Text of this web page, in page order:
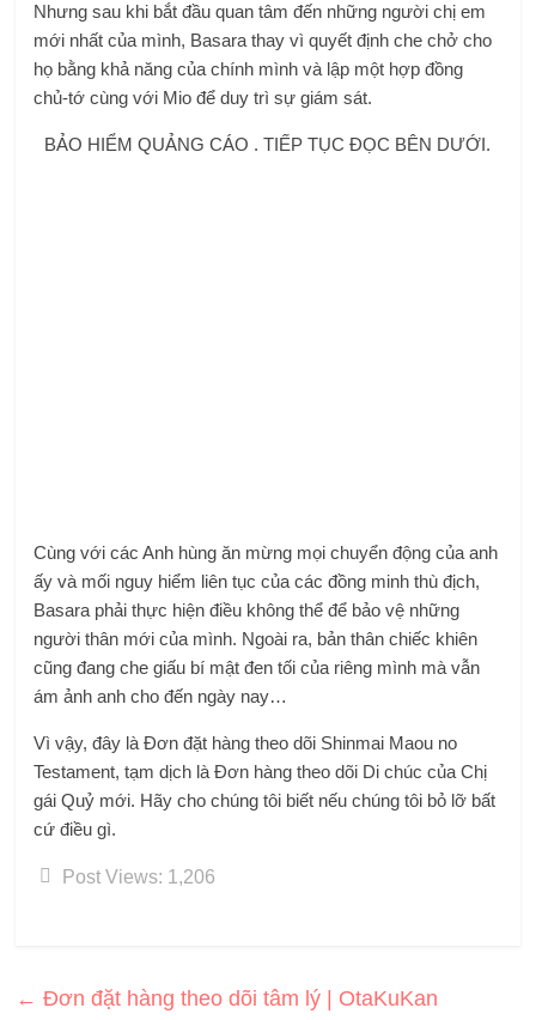
Nhưng sau khi bắt đầu quan tâm đến những người chị em
mới nhất của mình, Basara thay vì quyết định che chở cho
họ bằng khả năng của chính mình và lập một hợp đồng
chủ-tớ cùng với Mio để duy trì sự giám sát.
BẢO HIỂM QUẢNG CÁO . TIẾP TỤC ĐỌC BÊN DƯỚI.
Cùng với các Anh hùng ăn mừng mọi chuyển động của anh
ấy và mối nguy hiểm liên tục của các đồng minh thù địch,
Basara phải thực hiện điều không thể để bảo vệ những
người thân mới của mình. Ngoài ra, bản thân chiếc khiên
cũng đang che giấu bí mật đen tối của riêng mình mà vẫn
ám ảnh anh cho đến ngày nay…
Vì vậy, đây là Đơn đặt hàng theo dõi Shinmai Maou no
Testament, tạm dịch là Đơn hàng theo dõi Di chúc của Chị
gái Quỷ mới. Hãy cho chúng tôi biết nếu chúng tôi bỏ lỡ bất
cứ điều gì.
Post Views: 1,206
← Đơn đặt hàng theo dõi tâm lý | OtaKuKan